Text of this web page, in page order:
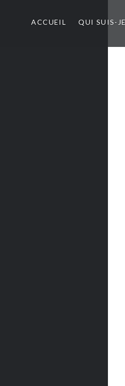
ACCUEIL QUI SUIS-